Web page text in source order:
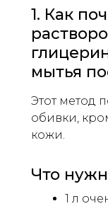
1. Как
мытья
Этот метод
обивки,
кожи.
Что
1 л